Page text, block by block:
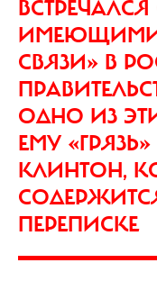
ИМЕЮЩИМИ
СВЯЗИ» В
ОДНО ИЗ
ЕМУ
КЛИНТОН,
ПЕРЕПИСКЕ